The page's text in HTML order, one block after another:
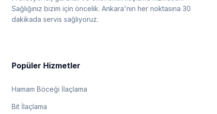
Sağlığınız bizim için öncelik. Ankara'nın her noktasına 30
dakikada servis sağlıyoruz.
Popüler Hizmetler
Hamam Böceği İlaçlama
Bit İlaçlama